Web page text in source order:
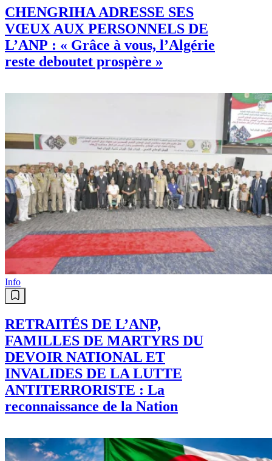
CHENGRIHA ADRESSE SES
VŒUX AUX PERSONNELS DE
L’ANP : « Grâce à vous, l’Algérie
reste deboutet prospère »
Info
RETRAITÉS DE L’ANP,
FAMILLES DE MARTYRS DU
DEVOIR NATIONAL ET
INVALIDES DE LA LUTTE
ANTITERRORISTE : La
reconnaissance de la Nation